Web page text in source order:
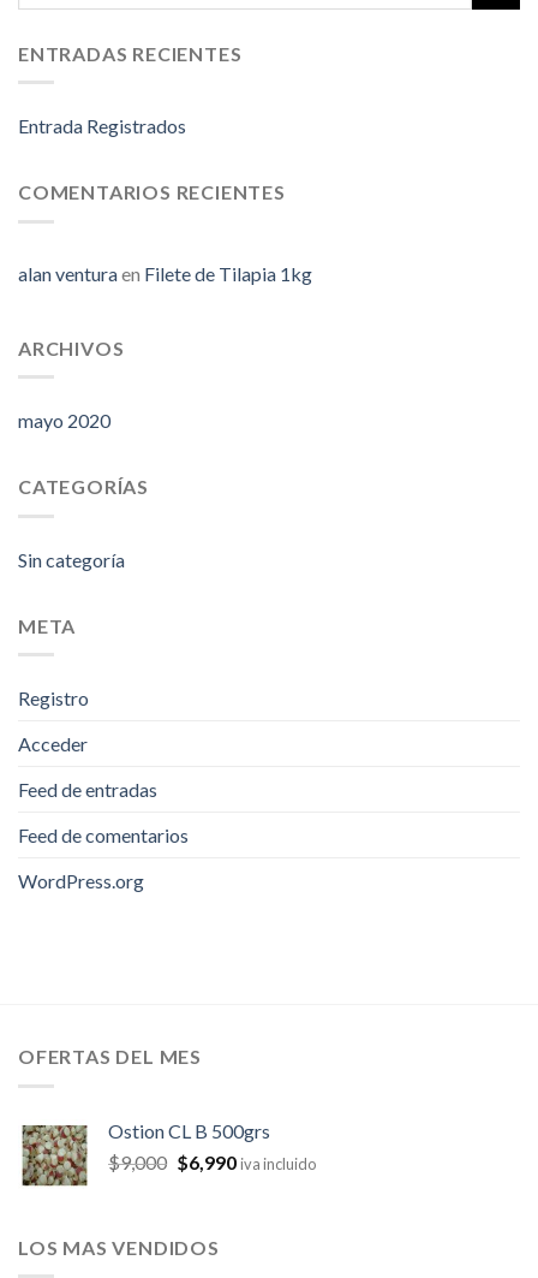
ENTRADAS RECIENTES
Entrada Registrados
COMENTARIOS RECIENTES
alan venturaen Filete de Tilapia 1kg
ARCHIVOS
mayo 2020
CATEGORÍAS
Sin categoría
META
Registro
Acceder
Feed de entradas
Feed de comentarios
WordPress.org
OFERTAS DEL MES
Ostion CL B 500grs
$9,000 $6,990 iva incluido
LOS MAS VENDIDOS